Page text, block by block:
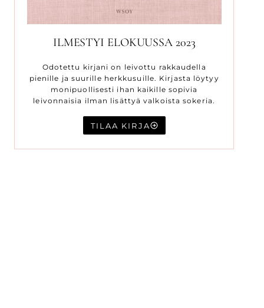
ILMESTYI ELOKUUSSA 2023
Odotettu kirjani on leivottu rakkaudella
pienille ja suurille herkkusuille. Kirjasta löytyy
monipuollisesti ihan kaikille sopivia
leivonnaisia ilman lisättyä valkoista sokeria.
TILAA KIRJA